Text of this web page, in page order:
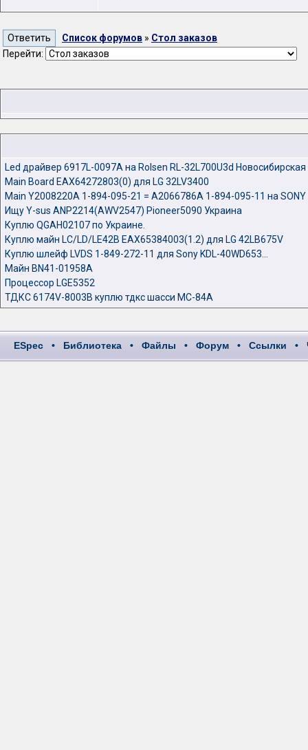
Список форумов » Стол заказов
Перейти:
Led драйвер 6917L-0097A на Rolsen RL-32L700U3d Новосибирская
Main Board EAX64272803(0) для LG 32LV3400
Main Y2008220A 1-894-095-21 = A2066786A 1-894-095-11 на SONY
Ищу Y-sus ANP2214(AWV2547) Pioneer5090 Украина
Куплю QGAH02107 по Украине.
Куплю майн LC/LD/LE42B EAX65384003(1.2) для LG 42LB675V
Куплю шлейф LVDS 1-849-272-11 для Sony KDL-40WD653...
Майн BN41-01958А
Процессор LGE5352
ТДКС 6174V-8003B куплю тдкс шасси MC-84A
ESpec • Библиотека • Файлы • Форум • Ссылки •